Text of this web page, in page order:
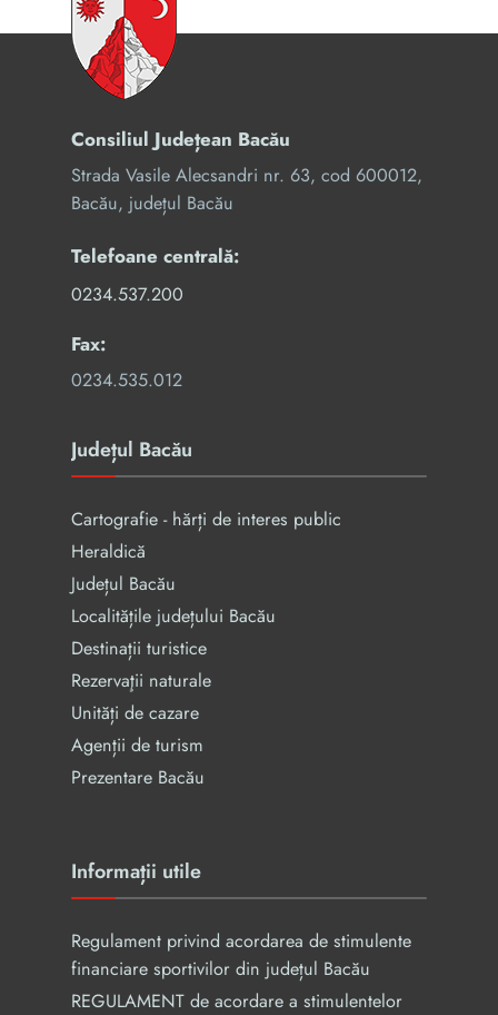
Consiliul Județean Bacău
Strada Vasile Alecsandri nr. 63, cod 600012,
Bacău, județul Bacău
Telefoane centrală:
0234.537.200
Fax:
0234.535.012
Județul Bacău
Cartografie - hărți de interes public
Heraldică
Județul Bacău
Localitățile județului Bacău
Destinații turistice
Rezervaţii naturale
Unități de cazare
Agenții de turism
Prezentare Bacău
Informații utile
Regulament privind acordarea de stimulente
financiare sportivilor din județul Bacău
REGULAMENT de acordare a stimulentelor